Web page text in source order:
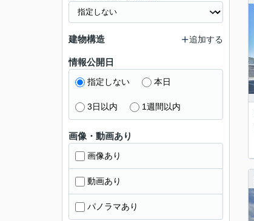
建物構造 追加する
情報公開日
指定しない 本日
3日以内 1週間以内
画像・動画あり
画像あり
動画あり
パノラマあり